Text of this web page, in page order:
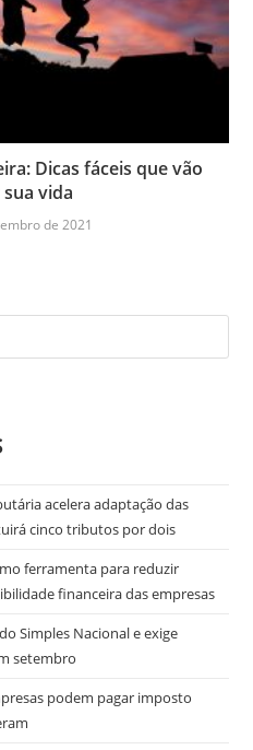
Dicas fáceis que vão
vida
de 2021
acelera adaptação das
cinco tributos por dois
ferramenta para reduzir
financeira das empresas
Simples Nacional e exige
setembro
podem pagar imposto